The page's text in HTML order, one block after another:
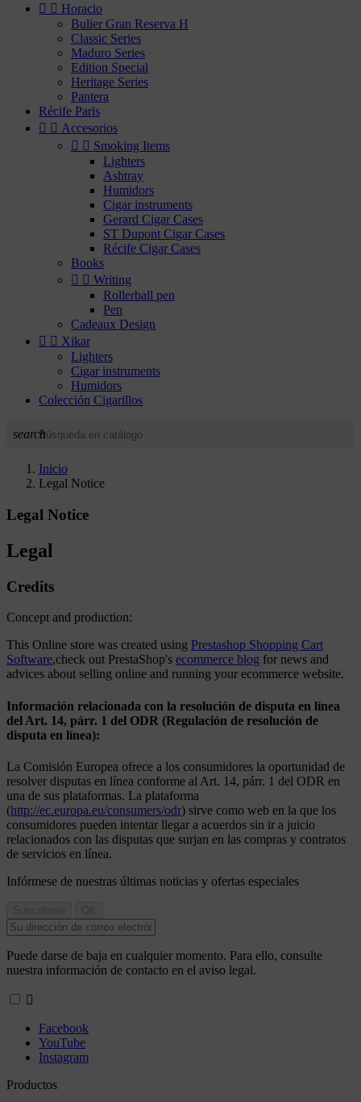
  Horacio
Bulier Gran Reserva H
Classic Series
Maduro Series
Edition Special
Heritage Series
Pantera
Récife Paris
  Accesorios
  Smoking Items
Lighters
Ashtray
Humidors
Cigar instruments
Gerard Cigar Cases
ST Dupont Cigar Cases
Récife Cigar Cases
Books
  Writing
Rollerball pen
Pen
Cadeaux Design
  Xikar
Lighters
Cigar instruments
Humidors
Colección Cigarillos
search
Inicio
Legal Notice
Legal Notice
Legal
Credits
Concept and production:
This Online store was created using Prestashop Shopping Cart
Software,check out PrestaShop's ecommerce blog for news and
advices about selling online and running your ecommerce website.
Información relacionada con la resolución de disputa en línea
del Art. 14, párr. 1 del ODR (Regulación de resolución de
disputa en línea):
La Comisión Europea ofrece a los consumidores la oportunidad de
resolver disputas en línea conforme al Art. 14, párr. 1 del ODR en
una de sus plataformas. La plataforma
(http://ec.europa.eu/consumers/odr) sirve como web en la que los
consumidores pueden intentar llegar a acuerdos sin ir a juicio
relacionados con las disputas que surjan en las compras y contratos
de servicios en línea.
Infórmese de nuestras últimas noticias y ofertas especiales
Puede darse de baja en cualquier momento. Para ello, consulte
nuestra información de contacto en el aviso legal.

Facebook
YouTube
Instagram
Productos